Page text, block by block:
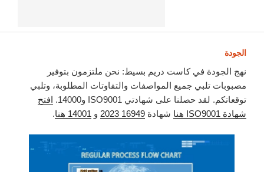
الجودة
نهج الجودة في كاست دريم بسيط: نحن ملتزمون بتوفير
مصبوبات تلبي جميع المواصفات والتفاوتات المطلوبة، وتلبي
توقعاتكم. لقد حصلنا على شهادتي ISO9001 و14000.
افتح
شهادة ISO9001 هنا
شهادة 16949 2023 و 14001 هنا .